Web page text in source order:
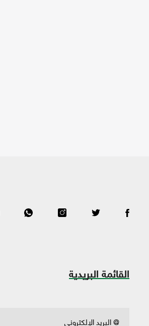
القائمة البريدية